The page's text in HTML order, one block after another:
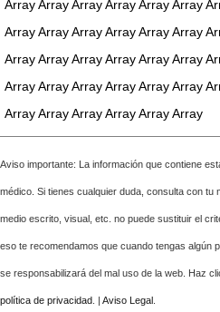
Array Array Array Array Array Array
Array Array Array Array Array Array
Array Array Array Array Array Array
Array Array Array Array Array Array
Array Array Array Array Array Array
Aviso importante: La información que contiene
médico. Si tienes cualquier duda, consulta con tu
medio escrito, visual, etc. no puede sustituir el
eso te recomendamos que cuando tengas algún
se responsabilizará del mal uso de la web. Haz
política de privacidad . | Aviso Legal